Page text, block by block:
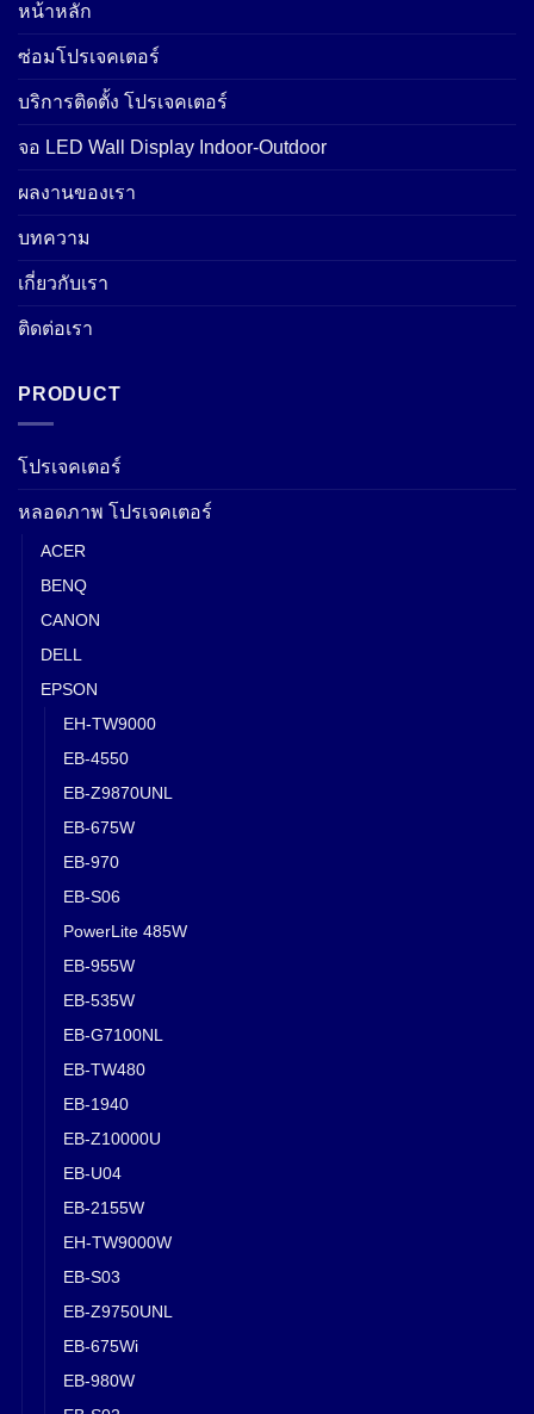
หน้าหลัก
ซ่อมโปรเจคเตอร์
บริการติดตั้ง โปรเจคเตอร์
จอ LED Wall Display Indoor-Outdoor
ผลงานของเรา
บทความ
เกี่ยวกับเรา
ติดต่อเรา
PRODUCT
โปรเจคเตอร์
หลอดภาพ โปรเจคเตอร์
ACER
BENQ
CANON
DELL
EPSON
EH-TW9000
EB-4550
EB-Z9870UNL
EB-675W
EB-970
EB-S06
PowerLite 485W
EB-955W
EB-535W
EB-G7100NL
EB-TW480
EB-1940
EB-Z10000U
EB-U04
EB-2155W
EH-TW9000W
EB-S03
EB-Z9750UNL
EB-675Wi
EB-980W